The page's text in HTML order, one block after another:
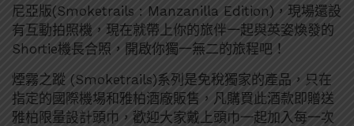
尼亞版(Smoketrails : Manzanilla Edition)，現場還設
有互動拍照機，現在就帶上你的旅伴一起與英姿煥發的
Shortie機長合照，開啟你獨一無二的旅程吧！
煙霧之蹤 (Smoketrails)系列是免稅獨家的產品，只在
指定的國際機場和雅柏酒廠販售，凡購買此酒款即贈送
雅柏限量設計頭巾，歡迎大家戴上頭巾一起加入每一次